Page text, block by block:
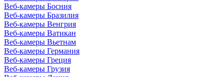
Веб-камеры Босния
Веб-камеры Бразилия
Веб-камеры Венгрия
Веб-камеры Ватикан
Веб-камеры Вьетнам
Веб-камеры Германия
Веб-камеры Греция
Веб-камеры Грузия